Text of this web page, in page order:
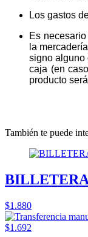
Los gastos
Es
la
signo alguno
caja (en
producto
También te puede
$1.880
$1.692